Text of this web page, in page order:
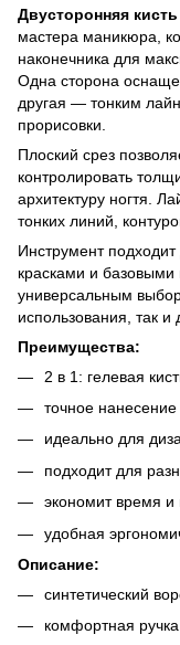
Двусторонняя кисть
мастера маникюра,
наконечника для
Одна сторона
другая — тонким
прорисовки.
Плоский срез
контролировать
архитектуру ногтя.
тонких линий,
Инструмент
красками и базовыми
универсальным
использования, так
Преимущества:
2 в 1: гелевая
точное
идеально для
подходит для
экономит время и
удобная
Описание:
синтетический
комфортная